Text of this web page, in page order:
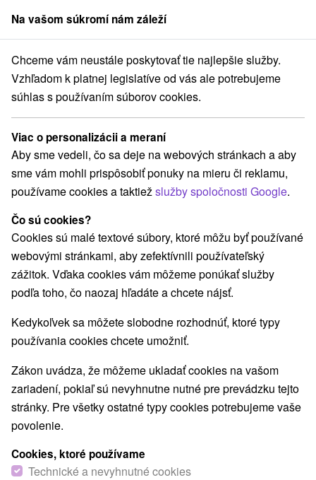
člen skupinySorger
Pobyty na Slovensku Seniorské pobyty Liptov
Seniorské pobyty na Liptove
Kategórie
Všetky kategórie
Pobyty so zľavou(27)
Wellness pobyty(32) Víkendové pobyty(37)
Romantické pobyty
Rodinné pobyty(34)
Vyberte lokalitu alebo termín
Najpredávanejšie
1.
Na vašom súkromí nám záleží
Chceme vám neustále poskytovať tie najlepšie služby.
Vzhľadom k platnej legislatíve od vás ale potrebujeme
súhlas s používaním súborov cookies.
Viac o personalizácii a meraní
Aby sme vedeli, čo sa deje na webových stránkach a aby
sme vám mohli prispôsobiť ponuky na mieru či reklamu,
používame cookies a taktiežslužby spoločnosti Google.
Čo sú cookies?
Cookies sú malé textové súbory, ktoré môžu byť používané
webovými stránkami, aby zefektívnili používateľský
zážitok. Vďaka cookies vám môžeme ponúkať služby
podľa toho, čo naozaj hľadáte a chcete nájsť.
Kedykoľvek sa môžete slobodne rozhodnúť, ktoré typy
používania cookies chcete umožniť.
Zákon uvádza, že môžeme ukladať cookies na vašom
zariadení, pokiaľ sú nevyhnutne nutné pre prevádzku tejto
stránky. Pre všetky ostatné typy cookies potrebujeme vaše
povolenie.
Cookies, ktoré používame
Technické a nevyhnutné cookies